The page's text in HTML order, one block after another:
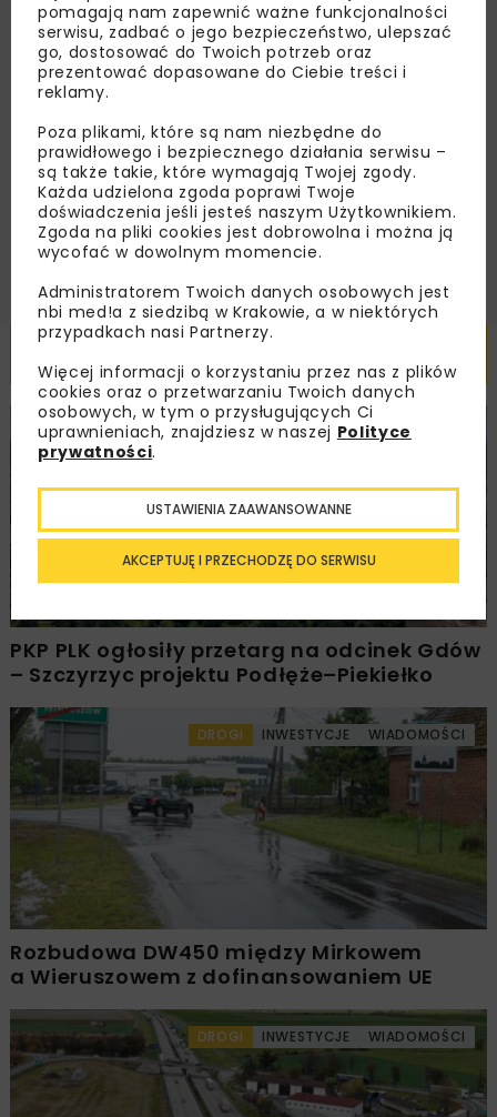
dedykowane akcje specjalne.
Regulaminemoraz wyrażam zgodę na otrzymywanie na
podany przeze mnie adres e-mail korespondencji
handlowej w postaci newslettera.
ZAPISZ MNIE
Powiązane artykuły
KOLEJ WIADOMOŚCI INWESTYCJE
PKP PLK ogłosiły przetarg na odcinek Gdów
– Szczyrzyc projektu Podłęże–Piekiełko
DROGI INWESTYCJE WIADOMOŚCI
Rozbudowa DW450 między Mirkowem
a Wieruszowem z dofinansowaniem UE
DROGI INWESTYCJE WIADOMOŚCI
pomagają nam zapewnić ważne funkcjonalności
serwisu, zadbać o jego bezpieczeństwo, ulepszać
go, dostosować do Twoich potrzeb oraz
prezentować dopasowane do Ciebie treści i
reklamy.
Poza plikami, które są nam niezbędne do
prawidłowego i bezpiecznego działania serwisu –
są także takie, które wymagają Twojej zgody.
Każda udzielona zgoda poprawi Twoje
doświadczenia jeśli jesteś naszym Użytkownikiem.
Zgoda na pliki cookies jest dobrowolna i można ją
wycofać w dowolnym momencie.
Administratorem Twoich danych osobowych jest
nbi med!a z siedzibą w Krakowie, a w niektórych
przypadkach nasi Partnerzy.
Więcej informacji o korzystaniu przez nas z plików
cookies oraz o przetwarzaniu Twoich danych
osobowych, w tym o przysługujących Ci
uprawnieniach, znajdziesz w naszej Polityce
prywatności.
AKCEPTUJĘ I PRZECHODZĘ DO SERWISU
USTAWIENIA ZAAWANSOWANNE